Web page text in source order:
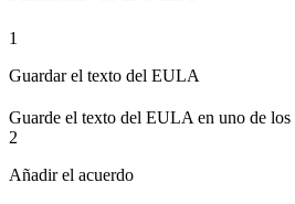
1
Guardar el texto del EULA
Guarde el texto del EULA en uno de
2
Añadir el acuerdo